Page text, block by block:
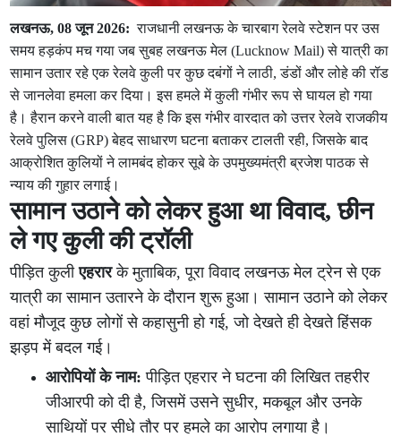
लखनऊ, 08 जून 2026: राजधानी लखनऊ के चारबाग रेलवे स्टेशन पर उस
समय हड़कंप मच गया जब सुबह लखनऊ मेल (Lucknow Mail) से यात्री का
सामान उतार रहे एक रेलवे कुली पर कुछ दबंगों ने लाठी, डंडों और लोहे की रॉड
से जानलेवा हमला कर दिया। इस हमले में कुली गंभीर रूप से घायल हो गया
है। हैरान करने वाली बात यह है कि इस गंभीर वारदात को उत्तर रेलवे राजकीय
रेलवे पुलिस (GRP) बेहद साधारण घटना बताकर टालती रही, जिसके बाद
आक्रोशित कुलियों ने लामबंद होकर सूबे के उपमुख्यमंत्री ब्रजेश पाठक से
न्याय की गुहार लगाई।
सामान उठाने को लेकर हुआ था विवाद, छीन
ले गए कुली की ट्रॉली
पीड़ित कुलीएहरारके मुताबिक, पूरा विवाद लखनऊ मेल ट्रेन से एक
यात्री का सामान उतारने के दौरान शुरू हुआ। सामान उठाने को लेकर
वहां मौजूद कुछ लोगों से कहासुनी हो गई, जो देखते ही देखते हिंसक
झड़प में बदल गई।
आरोपियों के नाम: पीड़ित एहरार ने घटना की लिखित तहरीर
जीआरपी को दी है, जिसमें उसने सुधीर, मकबूल और उनके
साथियों पर सीधे तौर पर हमले का आरोप लगाया है।